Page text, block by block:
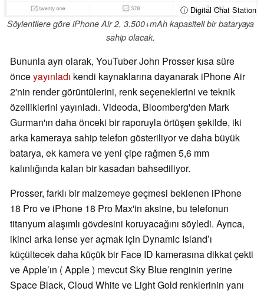
ⓘ Digital Chat Station
Söylentilere göre iPhone Air 2, 3.500+mAh kapasiteli bir bataryaya
sahip olacak.
Bununla ayrı olarak, YouTuber John Prosser kısa süre
önceyayınladı kendi kaynaklarına dayanarak iPhone Air
2'nin render görüntülerini, renk seçeneklerini ve teknik
özelliklerini yayınladı. Videoda, Bloomberg'den Mark
Gurman'ın daha önceki bir raporuyla örtüşen şekilde, iki
arka kameraya sahip telefon gösteriliyor ve daha büyük
batarya, ek kamera ve yeni çipe rağmen 5,6 mm
kalınlığında kalan bir kasadan bahsediliyor.
Prosser, farklı bir malzemeye geçmesi beklenen iPhone
18 Pro ve iPhone 18 Pro Max'in aksine, bu telefonun
titanyum alaşımlı gövdesini koruyacağını söyledi. Ayrıca,
ikinci arka lense yer açmak için Dynamic Island’ı
küçültecek daha küçük bir Face ID kamerasına dikkat çekti
ve Apple’ın ( Apple ) mevcut Sky Blue renginin yerine
Space Black, Cloud White ve Light Gold renklerinin yanı